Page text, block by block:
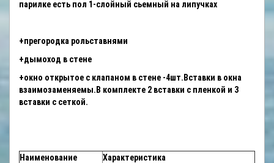
парилке есть пол 1-слойный сьемный на липучках
+прегородка рольставнями
+дымоход в стене
+окно открытое с клапаном в стене -4шт.Вставки в окна
взаимозаменяемы.В комплекте 2 вставки с пленкой и 3
вставки с сеткой.
Наименование
Характеристика